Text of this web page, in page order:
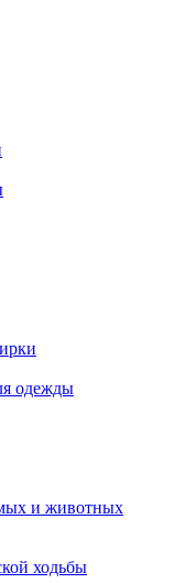
одежды
и животных
ходьбы